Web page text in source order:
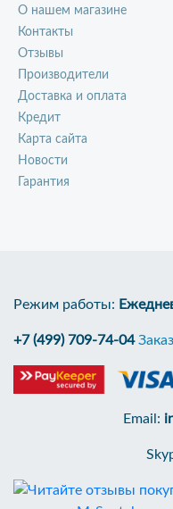
О нашем магазине
Контакты
Отзывы
Производители
Доставка и оплата
Кредит
Карта сайта
Новости
Гарантия
Режим работы:
+7 (499) 709-74-04
Email: